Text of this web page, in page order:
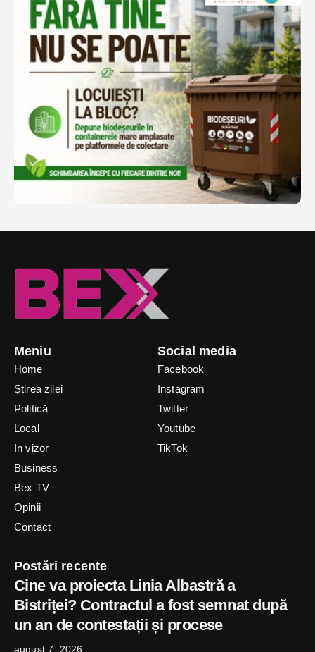
Meniu
Home
Știrea zilei
Politică
Local
In vizor
Business
Bex TV
Opinii
Contact
Social media
Facebook
Instagram
Twitter
Youtube
TikTok
Postări recente
Cine va proiecta Linia Albastră a
Bistriței? Contractul a fost semnat după
un an de contestații și procese
august 7, 2026